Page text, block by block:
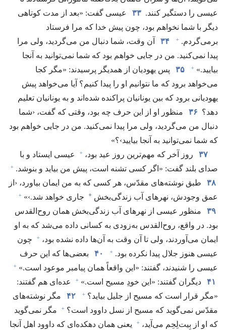
عیسی را دستگیر کنند.‏ ۳۳
عیسی گفت:‏ «بعد از مدت کوتاهی
دیگر با شما نخواهم بود،‏ چون پیش خدا که مرا فرستاد
برمی‌گردم.‏ + ۳۴
آن وقت،‏ شما دنبال من می‌گردید،‏ ولی مرا
پیدا نمی‌کنید.‏ من در جایی خواهم بود که شما نمی‌توانید به آنجا
بیایید.‏»‏ + ۳۵
پس یهودیان از همدیگر پرسیدند:‏ «مگر کجا
می‌خواهد برود که ما نتوانیم او را پیدا کنیم؟‏ آیا می‌خواهد پیش
یهودیانی برود که بین یونانیان پراکنده شده‌اند و به یونانیان تعلیم
دهد؟‏ ۳۶
منظور او از این حرف چه بود،‏ وقتی که گفت،‏ ‹شما
دنبال من می‌گردید،‏ ولی مرا پیدا نمی‌کنید.‏ من در جایی خواهم بود
که شما نمی‌توانید به آنجا بیایید›؟‏»‏
۳۷
روز آخر که مهم‌ترین روز عید بود،‏ +
عیسی ایستاد و با
صدای بلند گفت:‏ «اگر کسی تشنه است،‏ پیش من بیاید و بنوشد.‏ +
۳۸
طبق نوشته‌های مقدّس،‏ هر کسی که به من ایمان بیاورد،‏ ‹از
عمق وجودش،‏ نهرهای آب زندگی‌بخش * جاری خواهد شد.‏›»‏ +
۳۹
منظور عیسی از نهرهای آب زندگی‌بخش همان روح‌القدس
بود.‏ در واقع،‏ روح‌القدس به‌زودی به کسانی داده می‌شد که به او
ایمان می‌آوردند،‏ ولی تا آن وقت به آن‌ها داده نشده بود،‏ +
چون
عیسی هنوز جلال پیدا نکرده بود.‏ + ۴۰
بعضی‌ها که این حرف
عیسی را شنیدند،‏ گفتند:‏ «این واقعاً همان پیامبر موعود است.‏»‏ +
۴۱ دیگران گفتند:‏ «این خودِ مسیح است.‏»‏ +
عده‌ای هم گفتند:‏
«مگر قرار است که مسیح از جلیل بیاید؟‏ + ۴۲
مگر نوشته‌های
مقدّس نمی‌گوید که مسیح از نسل داوود است؟‏ +
مگر نمی‌گوید
که او از بِیت‌لِحِم می‌آید،‏ +
یعنی همان دهکده‌ای که داوود اهل آنجا